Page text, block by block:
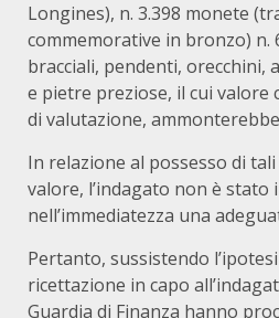
Longines), n. 3.398 monete
commemorative in bronzo) n.
bracciali, pendenti, orecchini,
e pietre preziose, il cui valore
di valutazione, ammonterebbe
In relazione al possesso di
valore, l’indagato non è
nell’immediatezza una
Pertanto, sussistendo
ricettazione in capo
Guardia di Finanza hanno